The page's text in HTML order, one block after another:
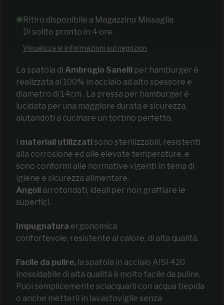
Ritiro disponibile a Magazzino Missaglia
Di solito pronto in 4 ore
Visualizza le informazioni sul negozion
La spatola di Ambrogio Sanelli per hamburger è
realizzata al 100% in acciaio ad alto spessore e
diametro di 14cm . La pressa per hamburger è
lucidata per una maggiore durata e sicurezza,
aiutandoti a cucinare un tortino perfetto.
I materiali utilizzatisono sterilizzabili, resistenti
alla corrosione ed alle elevate temperature, e
sono conformi alle normative vigenti in tema di
igiene e sicurezza alimentare.
Angoli arrotondati, ideali per non graffiare le
superfici.
Impugnatura ergonomica
confortevole, resistente al calore, di alta qualità.
Facile da pulire, la spatola in acciaio AISI 420
inossidabile di alta qualità è molto facile da pulire.
Puoi semplicemente sciacquarli con acqua tiepida
o anche metterli in lavastoviglie senza